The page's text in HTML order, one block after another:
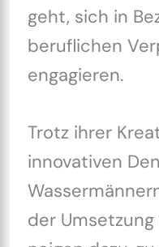
geht, sich in
beruflichen
engagieren.
Trotz ihrer
innovativen
der